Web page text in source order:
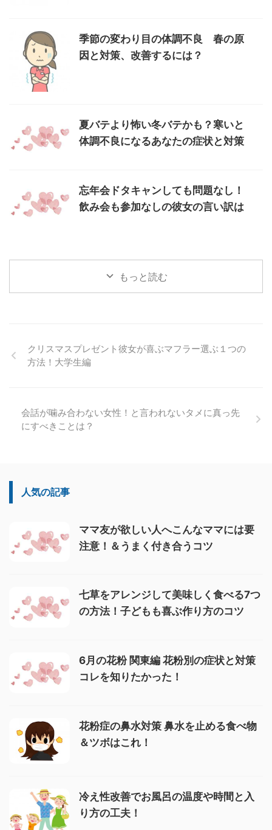
季節の変わり目の体調不良 春の原
因と対策、改善するには？
夏バテより怖い冬バテかも？寒いと
体調不良になるあなたの症状と対策
忘年会ドタキャンしても問題なし！
飲み会も参加なしの彼女の言い訳は
もっと読む
クリスマスプレゼント彼女が喜ぶマフラー選ぶ１つの
方法！大学生編
会話が噛み合わない女性！と言われないタメに真っ先
にすべきことは？
人気の記事
ママ友が欲しい人へこんなママには要
注意！＆うまく付き合うコツ
七草をアレンジして美味しく食べる7つ
の方法！子どもも喜ぶ作り方のコツ
6月の花粉 関東編 花粉別の症状と対策
コレを知りたかった！
花粉症の鼻水対策 鼻水を止める食べ物
＆ツボはこれ！
冷え性改善でお風呂の温度や時間と入
り方の工夫！